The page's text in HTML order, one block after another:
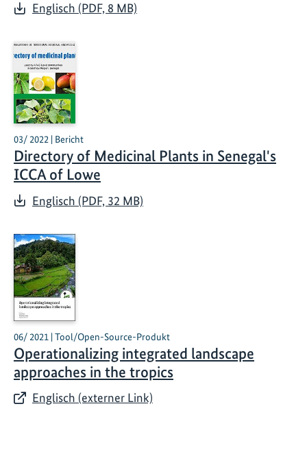
Englisch (PDF, 8 MB)
03/ 2022 | Bericht
Directory of Medicinal Plants in Senegal's
ICCA of Lowe
Englisch (PDF, 32 MB)
06/ 2021 | Tool/Open-Source-Produkt
Operationalizing integrated landscape
approaches in the tropics
Englisch (externer Link)